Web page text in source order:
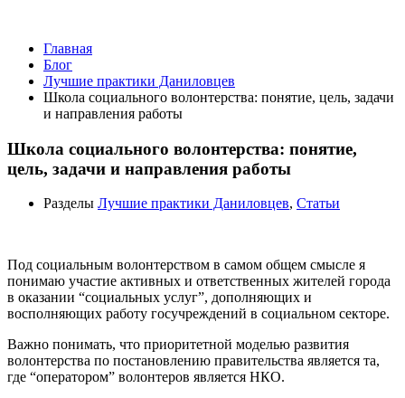
Главная
Блог
Лучшие практики Даниловцев
Школа социального волонтерства: понятие, цель, задачи
и направления работы
Школа социального волонтерства: понятие,
цель, задачи и направления работы
Разделы Лучшие практики Даниловцев, Статьи
Под социальным волонтерством в самом общем смысле я
понимаю участие активных и ответственных жителей города
в оказании “социальных услуг”, дополняющих и
восполняющих работу госучреждений в социальном секторе.
Важно понимать, что приоритетной моделью развития
волонтерства по постановлению правительства является та,
где “оператором” волонтеров является НКО.